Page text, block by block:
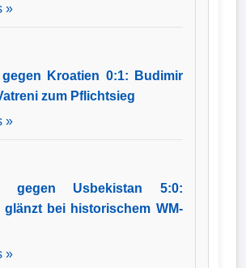
»
gegen Kroatien 0:1: Budimir
zum Pflichtsieg
»
gegen Usbekistan 5:0:
glänzt bei historischem WM-
»